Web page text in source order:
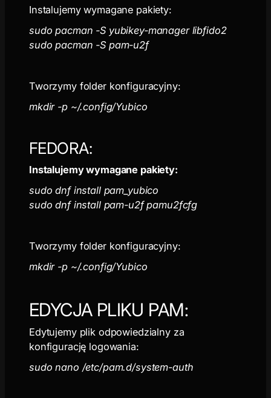
Instalujemy wymagane pakiety:
sudo pacman -S yubikey-manager libfido2
sudo pacman -S pam-u2f
Tworzymy folder konfiguracyjny:
mkdir -p ~/.config/Yubico
FEDORA:
Instalujemy wymagane pakiety:
sudo dnf install pam_yubico
sudo dnf install pam-u2f pamu2fcfg
Tworzymy folder konfiguracyjny:
mkdir -p ~/.config/Yubico
EDYCJA PLIKU PAM:
Edytujemy plik odpowiedzialny za
konfigurację logowania:
sudo nano /etc/pam.d/system-auth